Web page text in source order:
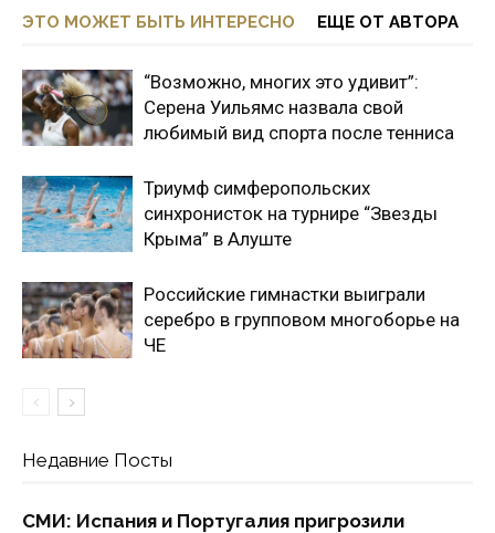
ЭТО МОЖЕТ БЫТЬ ИНТЕРЕСНО ЕЩЕ ОТ АВТОРА
“Возможно, многих это удивит”:
Серена Уильямс назвала свой
любимый вид спорта после тенниса
Триумф симферопольских
синхронисток на турнире “Звезды
Крыма” в Алуште
Российские гимнастки выиграли
серебро в групповом многоборье на
ЧЕ
Недавние Посты
СМИ: Испания и Португалия пригрозили